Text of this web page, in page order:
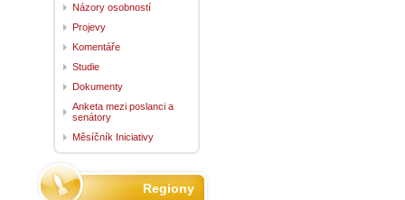
Názory osobností
Projevy
Komentáře
Studie
Dokumenty
Anketa mezi poslanci a
senátory
Měsíčník Iniciativy
Regiony